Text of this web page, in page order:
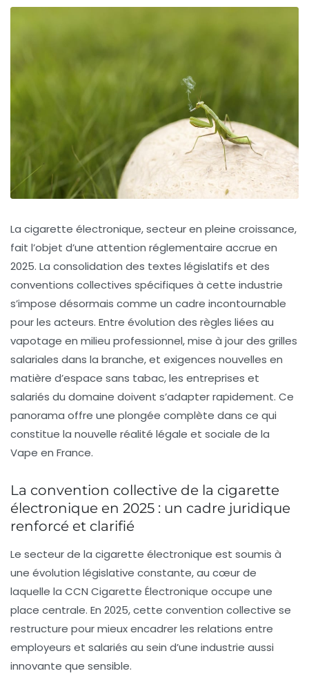
La cigarette électronique, secteur en pleine croissance,
fait l’objet d’une attention réglementaire accrue en
2025. La consolidation des textes législatifs et des
conventions collectives spécifiques à cette industrie
s’impose désormais comme un cadre incontournable
pour les acteurs. Entre évolution des règles liées au
vapotage en milieu professionnel, mise à jour des grilles
salariales dans la branche, et exigences nouvelles en
matière d’espace sans tabac, les entreprises et
salariés du domaine doivent s’adapter rapidement. Ce
panorama offre une plongée complète dans ce qui
constitue la nouvelle réalité légale et sociale de la
Vape en France.
La convention collective de la cigarette
électronique en 2025 : un cadre juridique
renforcé et clarifié
Le secteur de la cigarette électronique est soumis à
une évolution législative constante, au cœur de
laquelle la CCN Cigarette Électronique occupe une
place centrale. En 2025, cette convention collective se
restructure pour mieux encadrer les relations entre
employeurs et salariés au sein d’une industrie aussi
innovante que sensible.